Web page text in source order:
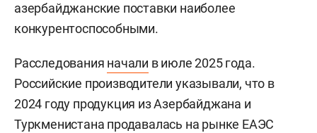
азербайджанские поставки наиболее
конкурентоспособными.
Расследования начали в июле 2025 года.
Российские производители указывали, что в
2024 году продукция из Азербайджана и
Туркменистана продавалась на рынке ЕАЭС